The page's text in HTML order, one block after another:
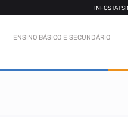
INFOSTATS
ENSINO BÁSICO E SECUNDÁRIO